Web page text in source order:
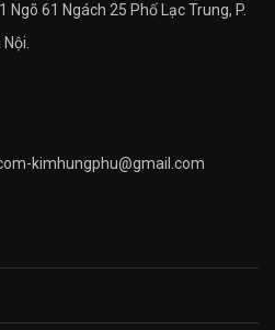
Ngõ 61 Ngách 25 Phố Lạc Trung, P.
kimhungphu@gmail.com